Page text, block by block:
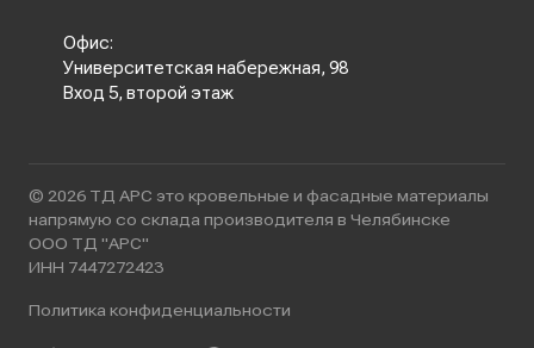
Офис:
Университетская набережная, 98
Вход 5, второй этаж
© 2026 ТД АРС это кровельные и фасадные материалы
напрямую со склада производителя в Челябинске
ООО ТД "АРС"
ИНН 7447272423
Политика конфиденциальности